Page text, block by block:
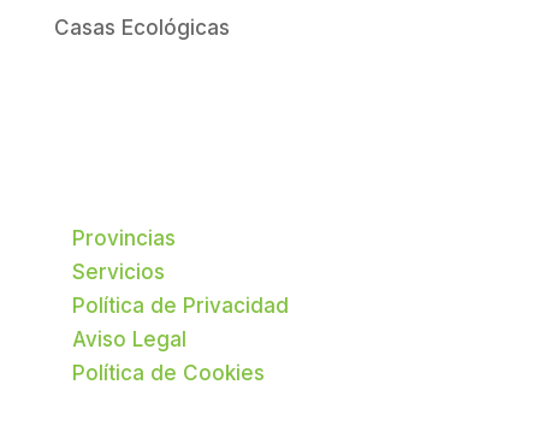
Casas Ecológicas
Provincias
Servicios
Política de Privacidad
Aviso Legal
Política de Cookies